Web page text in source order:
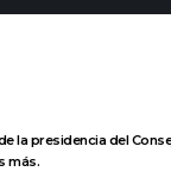
la presidencia del
más.